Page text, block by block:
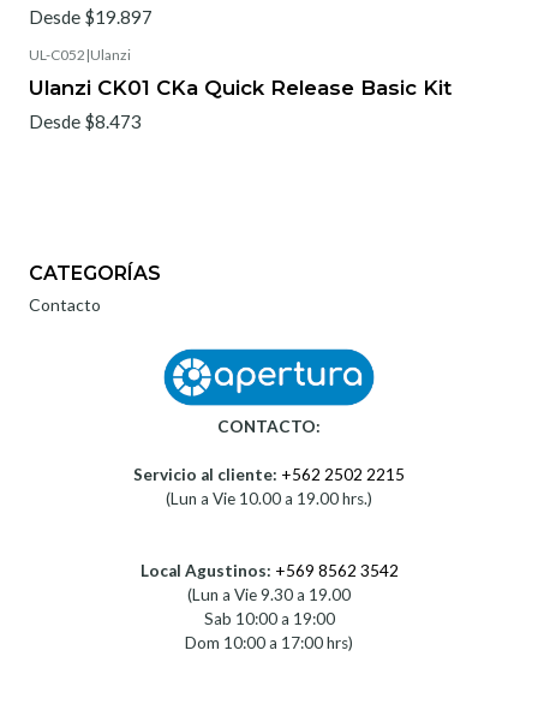
Desde $19.897
UL-C052 |Ulanzi
Ulanzi CK01 CKa Quick Release Basic Kit
Desde $8.473
CATEGORÍAS
Contacto
CONTACTO:
Servicio al cliente: +562 2502 2215
(Lun a Vie 10.00 a 19.00 hrs.)
Local Agustinos: +569 8562 3542
(Lun a Vie 9.30 a 19.00
Sab 10:00 a 19:00
Dom 10:00 a 17:00 hrs)